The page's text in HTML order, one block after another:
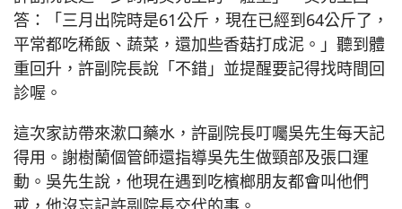
答：「三月出院時是61公斤，現在已經到64公斤了，
平常都吃稀飯、蔬菜，還加些香菇打成泥。」聽到體
重回升，許副院長說「不錯」並提醒要記得找時間回
診喔。
這次家訪帶來漱口藥水，許副院長叮囑吳先生每天記
得用。謝樹蘭個管師還指導吳先生做頸部及張口運
動。吳先生說，他現在遇到吃檳榔朋友都會叫他們